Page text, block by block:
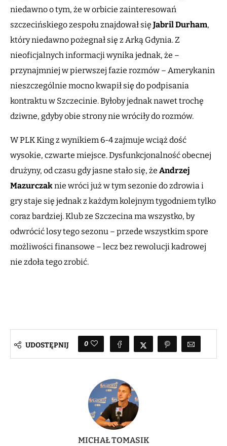
niedawno o tym, że w orbicie zainteresowań
szczecińskiego zespołu znajdował się Jabril Durham,
który niedawno pożegnał się z Arką Gdynia. Z
nieoficjalnych informacji wynika jednak, że –
przynajmniej w pierwszej fazie rozmów – Amerykanin
nieszczególnie mocno kwapił się do podpisania
kontraktu w Szczecinie. Byłoby jednak nawet trochę
dziwne, gdyby obie strony nie wróciły do rozmów.
W PLK King z wynikiem 6-4 zajmuje wciąż dość
wysokie, czwarte miejsce. Dysfunkcjonalność obecnej
drużyny, od czasu gdy jasne stało się, że Andrzej
Mazurczaknie wróci już w tym sezonie do zdrowia i
gry staje się jednak z każdym kolejnym tygodniem tylko
coraz bardziej. Klub ze Szczecina ma wszystko, by
odwrócić losy tego sezonu – przede wszystkim spore
możliwości finansowe – lecz bez rewolucji kadrowej
nie zdoła tego zrobić.
UDOSTĘPNIJ 0
MICHAŁ TOMASIK